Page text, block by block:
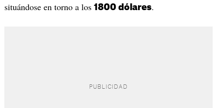
situándose en torno a los 1800 dólares.